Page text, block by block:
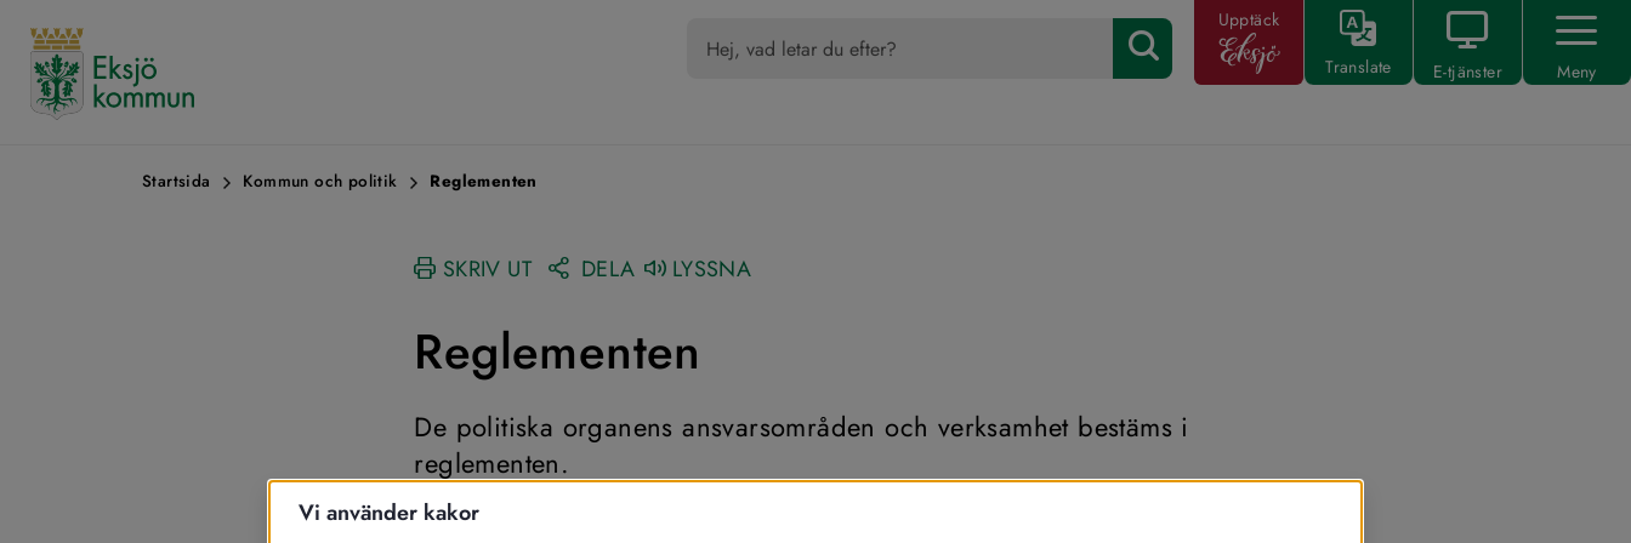
Vi använder kakor
Startsida Kommun och politik Reglementen
SKRIV UT DELA LYSSNA
Reglementen
De politiska organens ansvarsområden och verksamhet bestäms i
reglementen.
Kommunfullmäktige har en arbetsordning som beskriver motsvarande. Alla nämnder
Upptäck
Meny
Translate E-tjänster